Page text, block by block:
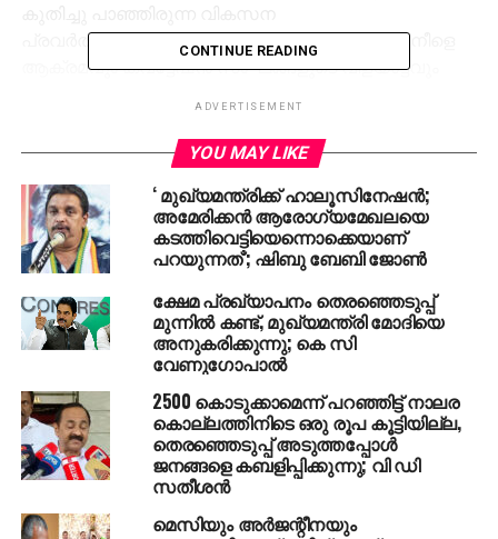
പ്രവര്‍ത്തനങ്ങളെല്ലാം സ്തംഭിച്ചിരിക്കുന്നു. നാടുനീളെ
ആക്രമവും ക്വട്ടേഷന്‍ സംഘങ്ങളുടെ വിളയാട്ടവും
പിച്ചിചീന്തപ്പെടുന്നു. മുഖ്യമന്ത്രി പിണറായി വിജയന്‍
രാത്രിയില്‍ സാരിടുത്ത് പുറത്തിറങ്ങിയാല്‍ ഇവിടുത്തെ
സ്ത്രീ സുരക്ഷ എന്താമെന്ന് മനസ്സിലാകുമെന്നും
ചെന്നിത്തല പറഞ്ഞു.
UP NEXT
എല്ലാ ഉടായിപ്പുകളും ഞങ്ങള്‍ വലിച്ച് കീറി
ചുമരിലൊട്ടിക്കും എസ്.ഡി.പി.ഐ ക്ക്
മറുപടിയുമായി പി.കെ ഫിറോസ്‌
DON'T MISS
പതിനേഴുകാരന്റെ അമിത വേഗത്തില്‍ ഡോക്ടര്‍ക്ക്
ദാരുണാന്ത്യം
CONTINUE READING
ADVERTISEMENT
YOU MAY LIKE
‘ മുഖ്യമന്ത്രിക്ക് ഹാലൂസിനേഷന്‍;
അമേരിക്കന്‍ ആരോഗ്യമേഖലയെ
കടത്തിവെട്ടിയെന്നൊക്കെയാണ്
പറയുന്നത്’; ഷിബു ബേബി ജോണ്‍
ക്ഷേമ പ്രഖ്യാപനം തെരഞ്ഞെടുപ്പ്
മുന്നിൽ കണ്ട്, മുഖ്യമന്ത്രി മോദിയെ
അനുകരിക്കുന്നു; കെ സി
വേണുഗോപാൽ
2500 കൊടുക്കാമെന്ന് പറഞ്ഞിട്ട് നാലര
കൊല്ലത്തിനിടെ ഒരു രൂപ കൂട്ടിയില്ല,
തെരഞ്ഞെടുപ്പ് അടുത്തപ്പോള്‍
ജനങ്ങളെ കബളിപ്പിക്കുന്നു; വി ഡി
സതീശന്‍
മെസിയും അര്‍ജന്റീനയും